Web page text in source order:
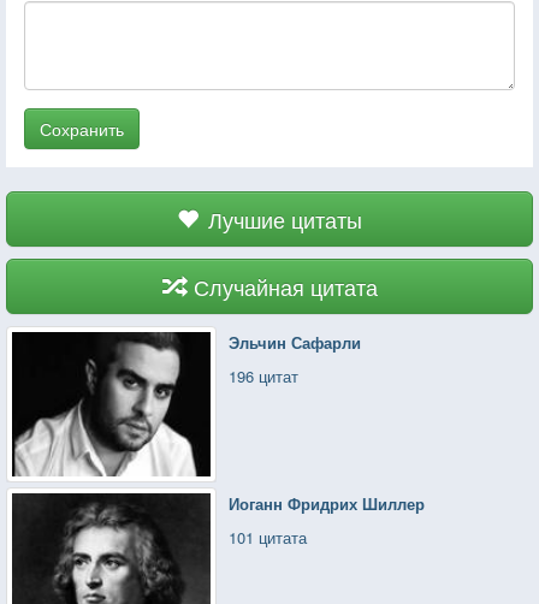
Сохранить
Лучшие цитаты
Случайная цитата
Эльчин Сафарли
196 цитат
Иоганн Фридрих Шиллер
101 цитата